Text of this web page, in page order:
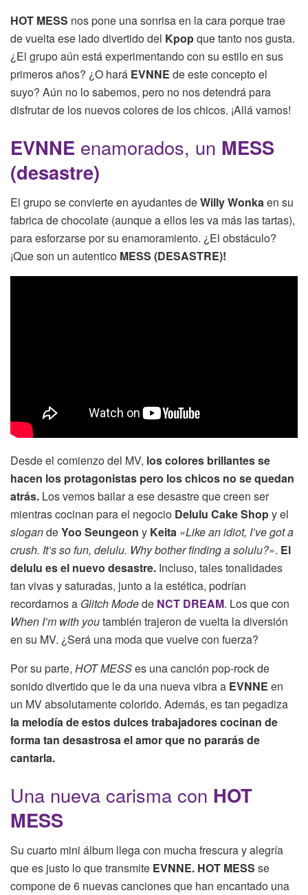
HOT MESS nos pone una sonrisa en la cara porque trae
de vuelta ese lado divertido del Kpopque tanto nos gusta.
¿El grupo aún está experimentando con su estilo en sus
primeros años? ¿O hará EVNNE de este concepto el
suyo? Aún no lo sabemos, pero no nos detendrá para
disfrutar de los nuevos colores de los chicos. ¡Allá vamos!
EVNNE enamorados, un MESS
(desastre)
El grupo se convierte en ayudantes deWilly Wonkaen su
fabrica de chocolate (aunque a ellos les va más las tartas),
para esforzarse por su enamoramiento. ¿El obstáculo?
¡Que son un autentico MESS (DESASTRE)!
Desde el comienzo del MV, los colores brillantes se
hacen los protagonistas pero los chicos no se quedan
atrás. Los vemos bailar a ese desastre que creen ser
mientras cocinan para el negocio Delulu Cake Shopy el
slogandeYoo Seungeon y Keita «Like an idiot, I’ve got a
crush. It’s so fun, delulu. Why bother finding a solulu?». El
delulu es el nuevo desastre. Incluso, tales tonalidades
tan vivas y saturadas, junto a la estética, podrían
recordarnos a Glitch Modede NCT DREAM. Los que con
When I’m with youtambién trajeron de vuelta la diversión
en su MV. ¿Será una moda que vuelve con fuerza?
Por su parte, HOT MESSes una canción pop-rock de
sonido divertido que le da una nueva vibra a EVNNE en
un MV absolutamente colorido. Además, es tan pegadiza
la melodía de estos dulces trabajadores cocinan de
forma tan desastrosa el amor que no pararás de
cantarla.
Una nueva carisma con HOT
MESS
Su cuarto mini álbum llega con mucha frescura y alegría
que es justo lo que transmite EVNNE. HOT MESS se
compone de 6 nuevas canciones que han encantado una